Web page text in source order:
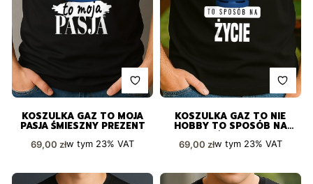
KOSZULKA GAZ TO MOJA
PASJA ŚMIESZNY PREZENT
Cena brutto
69,00 złw tym 23%VAT
KOSZULKA GAZ TO NIE
HOBBY TO SPOSÓB NA
Cena brutto
69,00 złw tym 23% VAT